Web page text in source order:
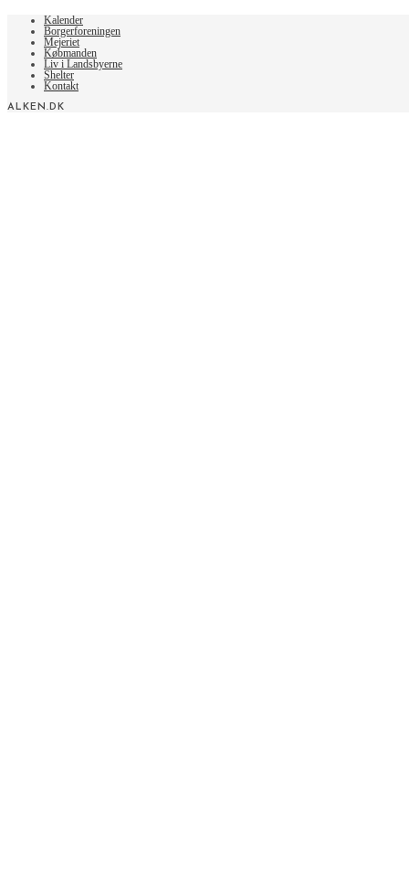
articles
Kalender
Borgerforeningen
Mejeriet
Købmanden
Liv i Landsbyerne
Shelter
Kontakt
ALKEN.DK